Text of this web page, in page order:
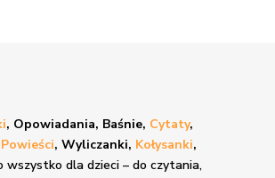
, Opowiadania, Baśnie, Cytaty,
Powieści, Wyliczanki, Kołysanki,
wszystko dla dzieci – do czytania,